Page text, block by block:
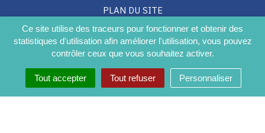
Ce site utilise des traceurs pour fonctionner et obtenir des
statistiques d'utilisation afin améliorer l'utilisation, vous pouvez
contrôler ceux que vous souhaitez activer.
Tout accepter Tout refuser Personnaliser
PLAN DU SITE
CRÉDITS
ACCESSIBILITÉ DU SITE